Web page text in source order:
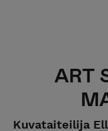
ART
Kuvataiteilija